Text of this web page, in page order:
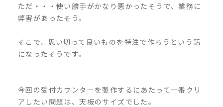
ただ・・・使い勝手がかなり悪かったそうで、業務に
弊害があったそう。
そこで、思い切って良いものを特注で作ろうという話
になったそうです。
今回の受付カウンターを製作するにあたって一番クリ
アしたい問題は、天板のサイズでした。